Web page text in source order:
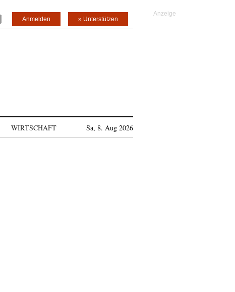
» Unterstützen
Anmelden
WIRTSCHAFT Sa, 8. Aug 2026